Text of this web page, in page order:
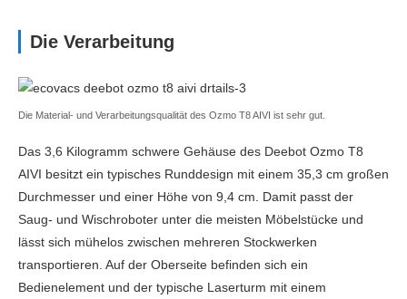
Amazon.de
Laufzeit (min)
Ladezeit (min)
Batteriekapazität (mAh) & Akkutyp 5.200mAh Li-Ion
Bauweise
Bauform Rund
Reinigung
Die Verarbeitung
Die Material- und Verarbeitungsqualität des Ozmo T8 AIVI ist sehr gut.
Das 3,6 Kilogramm schwere Gehäuse des Deebot Ozmo T8
AIVI besitzt ein typisches Runddesign mit einem 35,3 cm großen
Durchmesser und einer Höhe von 9,4 cm. Damit passt der
Saug- und Wischroboter unter die meisten Möbelstücke und
lässt sich mühelos zwischen mehreren Stockwerken
transportieren. Auf der Oberseite befinden sich ein
Bedienelement und der typische Laserturm mit einem